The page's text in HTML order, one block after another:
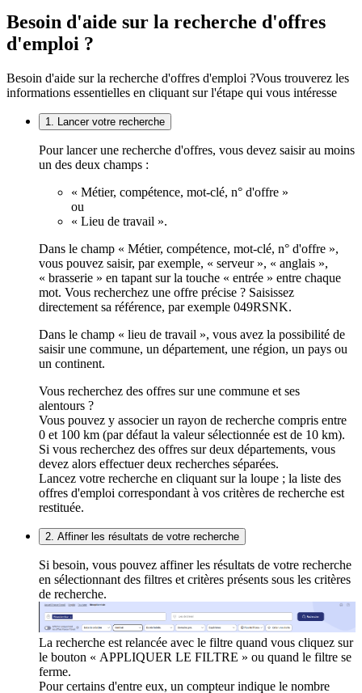
Besoin d'aide sur la recherche d'offres
d'emploi ?
Besoin d'aide sur la recherche d'offres d'emploi ?Vous trouverez les
informations essentielles en cliquant sur l'étape qui vous intéresse
1. Lancer votre recherche
Pour lancer une recherche d'offres, vous devez saisir au moins
un des deux champs :
« Métier, compétence, mot-clé, n° d'offre »
ou
« Lieu de travail ».
Dans le champ « Métier, compétence, mot-clé, n° d'offre »,
vous pouvez saisir, par exemple, « serveur », « anglais »,
« brasserie » en tapant sur la touche « entrée » entre chaque
mot. Vous recherchez une offre précise ? Saisissez
directement sa référence, par exemple 049RSNK.
Dans le champ « lieu de travail », vous avez la possibilité de
saisir une commune, un département, une région, un pays ou
un continent.
Vous recherchez des offres sur une commune et ses
alentours ?
Vous pouvez y associer un rayon de recherche compris entre
0 et 100 km (par défaut la valeur sélectionnée est de 10 km).
Si vous recherchez des offres sur deux départements, vous
devez alors effectuer deux recherches séparées.
Lancez votre recherche en cliquant sur la loupe ; la liste des
offres d'emploi correspondant à vos critères de recherche est
restituée.
2. Affiner les résultats de votre recherche
Si besoin, vous pouvez affiner les résultats de votre recherche
en sélectionnant des filtres et critères présents sous les critères
de recherche.
La recherche est relancée avec le filtre quand vous cliquez sur
le bouton « APPLIQUER LE FILTRE » ou quand le filtre se
ferme.
Pour certains d'entre eux, un compteur indique le nombre